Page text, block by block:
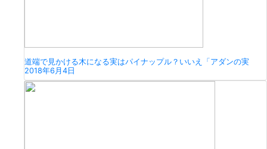
道端で見かける木になる実はパイナップル？いいえ「アダンの実
2018年6月4日